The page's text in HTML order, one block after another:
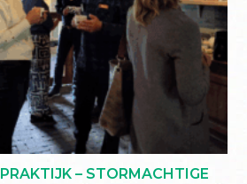
– STORMACHTIGE